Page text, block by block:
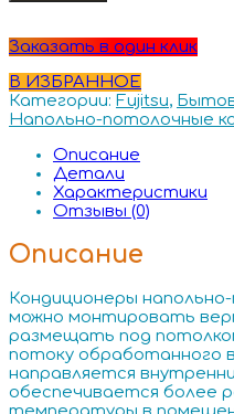
Заказать в один клик
В ИЗБРАННОЕ
Категории: Fujitsu,
Напольно-потолочные
Описание
Детали
Характеристики
Отзывы (0)
Описание
Кондиционеры
можно монтировать
размещать под
потоку обработанного
направляется
обеспечивается более